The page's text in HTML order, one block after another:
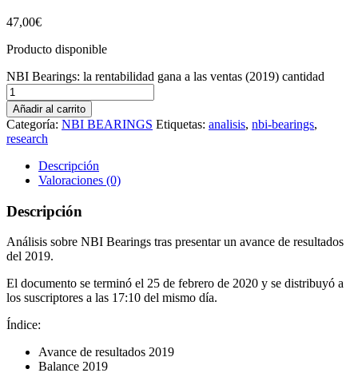
47,00€
Producto disponible
NBI Bearings: la rentabilidad gana a las ventas (2019) cantidad
Añadir al carrito
Categoría: NBI BEARINGS Etiquetas: analisis, nbi-bearings,
research
Descripción
Valoraciones (0)
Descripción
Análisis sobre NBI Bearings tras presentar un avance de resultados
del 2019.
El documento se terminó el 25 de febrero de 2020 y se distribuyó a
los suscriptores a las 17:10 del mismo día.
Índice:
Avance de resultados 2019
Balance 2019